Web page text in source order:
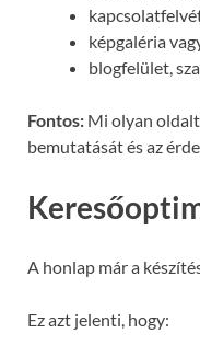
képgaléria
blogfelület,
Fontos: Mi olyan
bemutatását és az
A honlap már a
Ez azt jelenti, hogy: